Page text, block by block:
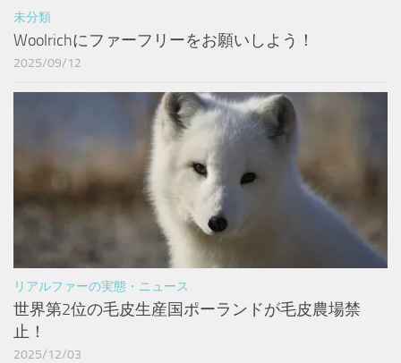
未分類
Woolrichにファーフリーをお願いしよう！
2025/09/12
リアルファーの実態・ニュース
世界第2位の毛皮生産国ポーランドが毛皮農場禁
止！
2025/12/03